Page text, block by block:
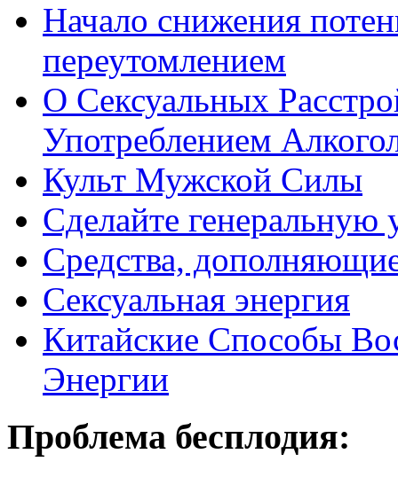
Начало снижения
переутомлением
О Сексуальных
Употреблением
Культ Мужской Силы
Сделайте генеральную
Средства,
Сексуальная энергия
Китайские Способы
Энергии
Проблема бесплодия: